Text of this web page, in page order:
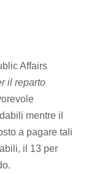
Affairs
il reparto
mentre il
a pagare tali
il 13 per